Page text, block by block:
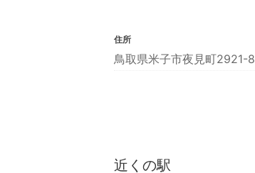
住所
鳥取県米子市夜見町2921-8
近くの駅